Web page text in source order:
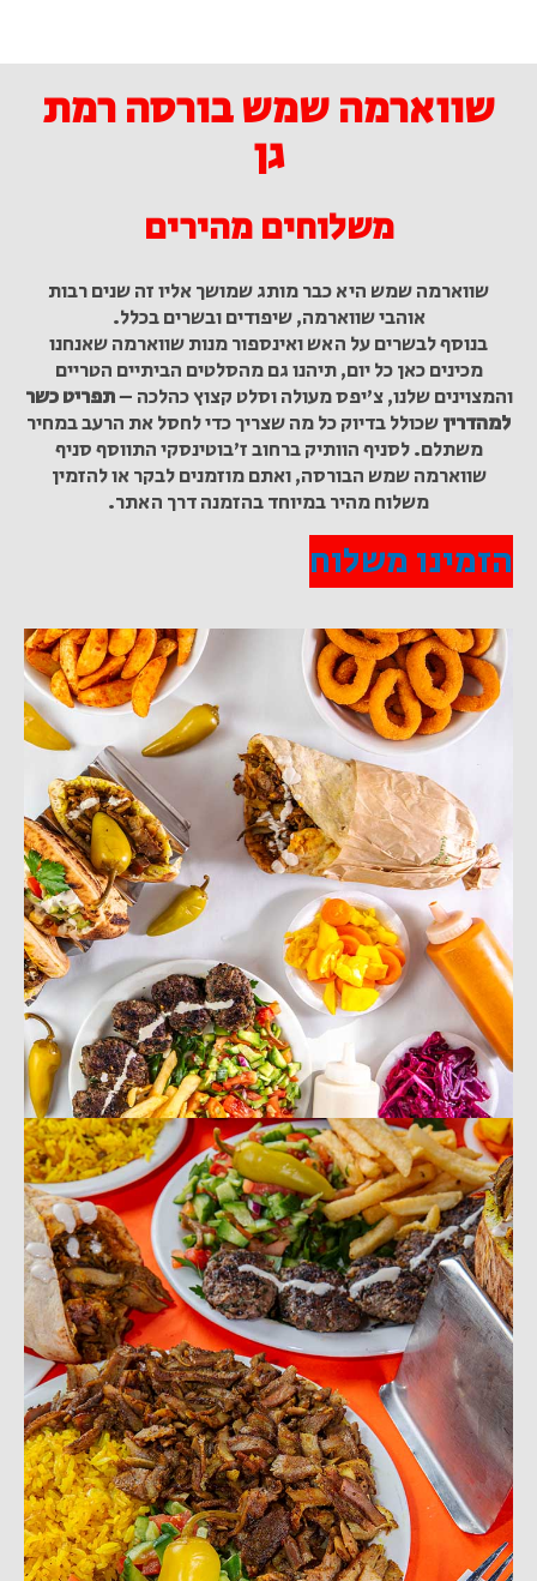
שווארמה שמש בורסה רמת
גן
משלוחים מהירים
שווארמה שמש היא כבר מותג שמושך אליו זה שנים רבות
אוהבי שווארמה, שיפודים ובשרים בכלל.
בנוסף לבשרים על האש ואינספור מנות שווארמה שאנחנו
מכינים כאן כל יום, תיהנו גם מהסלטים הביתיים הטריים
והמצוינים שלנו, צ'יפס מעולה וסלט קצוץ כהלכה –תפריט כשר
למהדריןשכולל בדיוק כל מה שצריך כדי לחסל את הרעב במחיר
משתלם. לסניף הוותיק ברחוב ז'בוטינסקי התווסף סניף
שווארמה שמש הבורסה, ואתם מוזמנים לבקר או להזמין
משלוח מהיר במיוחד בהזמנה דרך האתר.
הזמינו משלוח